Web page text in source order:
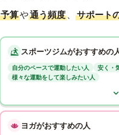
予算や通う頻度 、 サポート
スポーツジムがおすすめの
自分のペースで運動したい人
安く・
様々な運動をして楽しみたい人
ヨガがおすすめの人